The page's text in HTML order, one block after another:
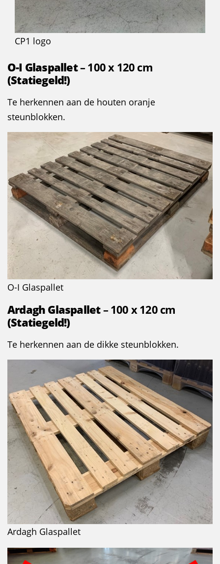
CP1 logo
O-I Glaspallet– 100 x 120 cm
(Statiegeld!)
Te herkennen aan de houten oranje
steunblokken.
O-I Glaspallet
Ardagh Glaspallet– 100 x 120 cm
(Statiegeld!)
Te herkennen aan de dikke steunblokken.
Ardagh Glaspallet